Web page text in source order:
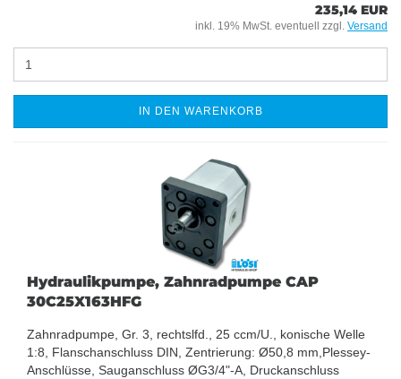
235,14 EUR
inkl. 19% MwSt. eventuell zzgl. Versand
IN DEN WARENKORB
Hydraulikpumpe, Zahnradpumpe CAP
30C25X163HFG
Zahnradpumpe, Gr. 3, rechtslfd., 25 ccm/U., konische Welle
1:8, Flanschanschluss DIN, Zentrierung: Ø50,8 mm,Plessey-
Anschlüsse, Sauganschluss ØG3/4"-A, Druckanschluss